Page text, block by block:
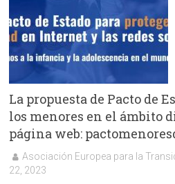
La propuesta de Pacto de
los menores en el ámbito
página web:
Asociación Europea para la
22, 2023